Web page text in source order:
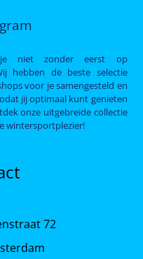
niet zonder eerst op
hebben de beste selectie
voor je samengesteld en
jij optimaal kunt genieten
onze uitgebreide collectie
wintersportplezier!
72